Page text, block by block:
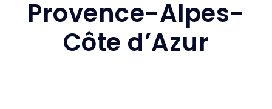
Provence-Alpes-
Côte d’Azur